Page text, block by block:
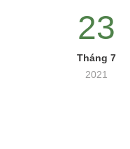
23
Tháng 7
2021